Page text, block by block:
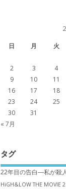
日 月 火
2
3 4
9
10 11
16
17 18
23
24 25
30
31
« 7月
タグ
22年目の告白―私が殺
HiGH&LOW THE MOVIE